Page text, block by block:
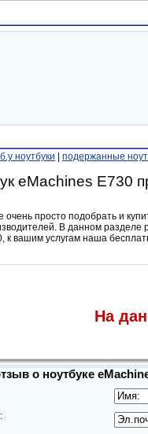
ноутбуки подержанные
eMachines E730
просто подобрать и
В данном
к вашим услугам наша
На
о ноутбуке